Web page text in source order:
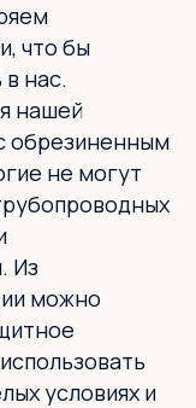
что бы
нас.
нашей
обрезиненным
не могут
Из
можно
условиях и